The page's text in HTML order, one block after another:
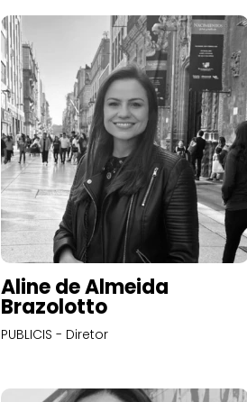
Aline de Almeida
Brazolotto
PUBLICIS - Diretor